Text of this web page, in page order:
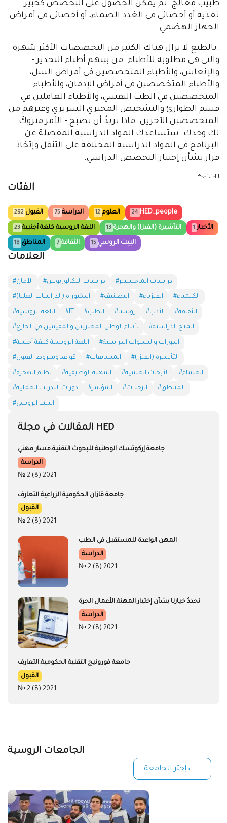
طبيب معالج. ثم يمكن الحصول على التخصص كخبير
تغذية أو أخصائي في الغدد الصماء، أو أخصائي في أمراض
الجهاز الهضمي.
.بالطبع لا يزال هناك الكثير من التخصصات الأكثر شهرة
والتي هي مطلوبة للأطباء. من بينهم أطباء التخدير -
والإنعاش، والأطباء المتخصصين في أمراض السل،
والأطباء المتخصصين في أمراض الإدمان، والأطباء
المتخصصين في الطب النفسي، والأطباء العاملين في
قسم الطوارئ والتشخيص المخبري السريري وغيرهم من
المتخصصين الآخرين. ماذا تريدُ أن تصبح - الأمر متروكٌ
لك وحدك. ستساعدك المواد الدراسية المفصلة عن
البرنامج في المواد الدراسية المختلفة على التنقل وإتخاذ
قرار بشأن إختيار التخصص الدراسي.
٣٠.٠٦.٢٠٢١
الفئات
القبول 292 الدراسة 75 العلوم 12 HED_people
24
اللغة الروسية كلغة أجنبية 23 التأشيرة (الفيزا) والهجرة 13 الأخبار 1
المناطق 18 الثقافة 7 البيت الروسي 15
العلامات
#الآمان #دراسات البكالوريوس #دراسات الماجستير
#الدكتوراه (الدراسات العليا) #التصنيف #الفيزياء #الكيمياء
#اللغة الروسية #IT #الطب #روسيا #الأدب #الثقافة
#لأبناء الوطن المغتربين والمقيمين في الخارج #المنح الدراسية
#اللغة الروسية كلغة أجنبية #الدورات والسنوات الدراسية
#قواعد وشروط القبول #المسابقات #التأشيرة (الفيزا)
#نظام الهجرة #المهنة الوظيفية #الأبحاث العلمية #العلماء
#دورات التدريب العملية #المؤتمر #الرحلات #المناطق
#البيت الروسي
المقالات في مجلة HED
جامعة إركوتسك الوطنية للبحوث التقنية.مسار مهني
الدراسة
№ 2 (8) 2021
جامعة قازان الحكومية الزراعية.التعارف
القبول
№ 2 (8) 2021
المهن الواعدة للمستقبل في الطب
الدراسة
№ 2 (8) 2021
نحددُ خيارنا بشأن إختيار المهنة.الأعمال الحرة
الدراسة
№ 2 (8) 2021
جامعة فورونيج التقنية الحكومية.التعارف
القبول
№ 2 (8) 2021
الجامعات الروسية
إختر الجامعة